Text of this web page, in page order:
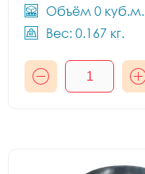
Объём 0 куб.м.
Вес: 0.167 кг.